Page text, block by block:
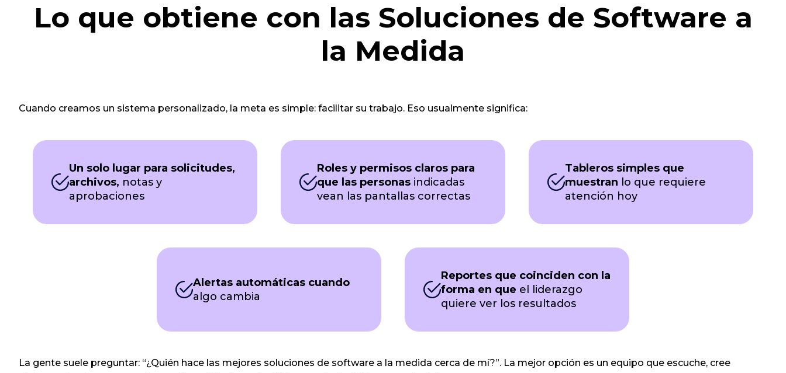
Lo que obtiene con las Soluciones de Software a
la Medida
Cuando creamos un sistema personalizado, la meta es simple: facilitar su trabajo. Eso usualmente significa:
Un solo lugar para solicitudes,
archivos, notas y
aprobaciones
Roles y permisos claros para
que las personas indicadas
vean las pantallas correctas
Tableros simples que
muestran lo que requiere
atención hoy
Alertas automáticas cuando
algo cambia
Reportes que coinciden con la
forma en que el liderazgo
quiere ver los resultados
La gente suele preguntar: “¿Quién hace las mejores soluciones de software a la medida cerca de mí?”. La mejor opción es un equipo que escuche, cree